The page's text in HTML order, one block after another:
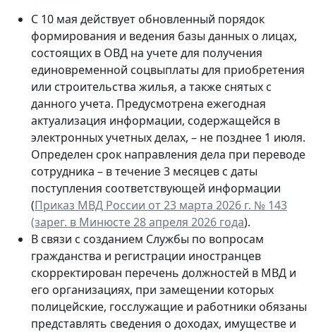
С 10 мая действует обновленный порядок
формирования и ведения базы данных о лицах,
состоящих в ОВД на учете для получения
единовременной соцвыплаты для приобретения
или строительства жилья, а также снятых с
данного учета. Предусмотрена ежегодная
актуализация информации, содержащейся в
электронных учетных делах, – не позднее 1 июля.
Определен срок направления дела при переводе
сотрудника – в течение 3 месяцев с даты
поступления соответствующей информации
(Приказ МВД России от 23 марта 2026 г. № 143
(зарег. в Минюсте 28 апреля 2026 года).
В связи с созданием Службы по вопросам
гражданства и регистрации иностранцев
скорректирован перечень должностей в МВД и
его организациях, при замещении которых
полицейские, госслужащие и работники обязаны
представлять сведения о доходах, имуществе и